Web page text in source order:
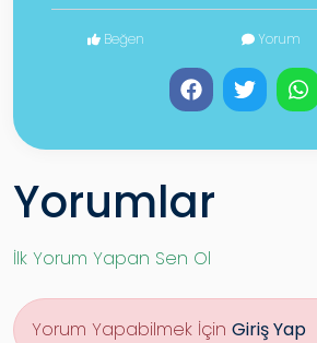
Beğen Yorum
Yorumlar
İlk Yorum Yapan Sen Ol
Yorum Yapabilmek İçin Giriş Yap